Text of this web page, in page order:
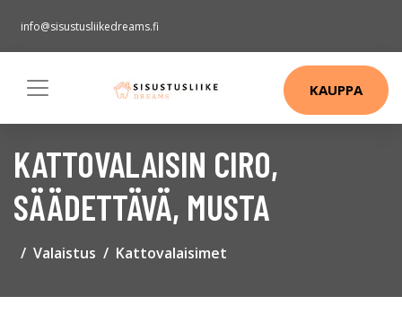
info@sisustusliikedreams.fi
KAUPPA
KATTOVALAISIN CIRO,
SÄÄDETTÄVÄ, MUSTA
Valaistus Kattovalaisimet